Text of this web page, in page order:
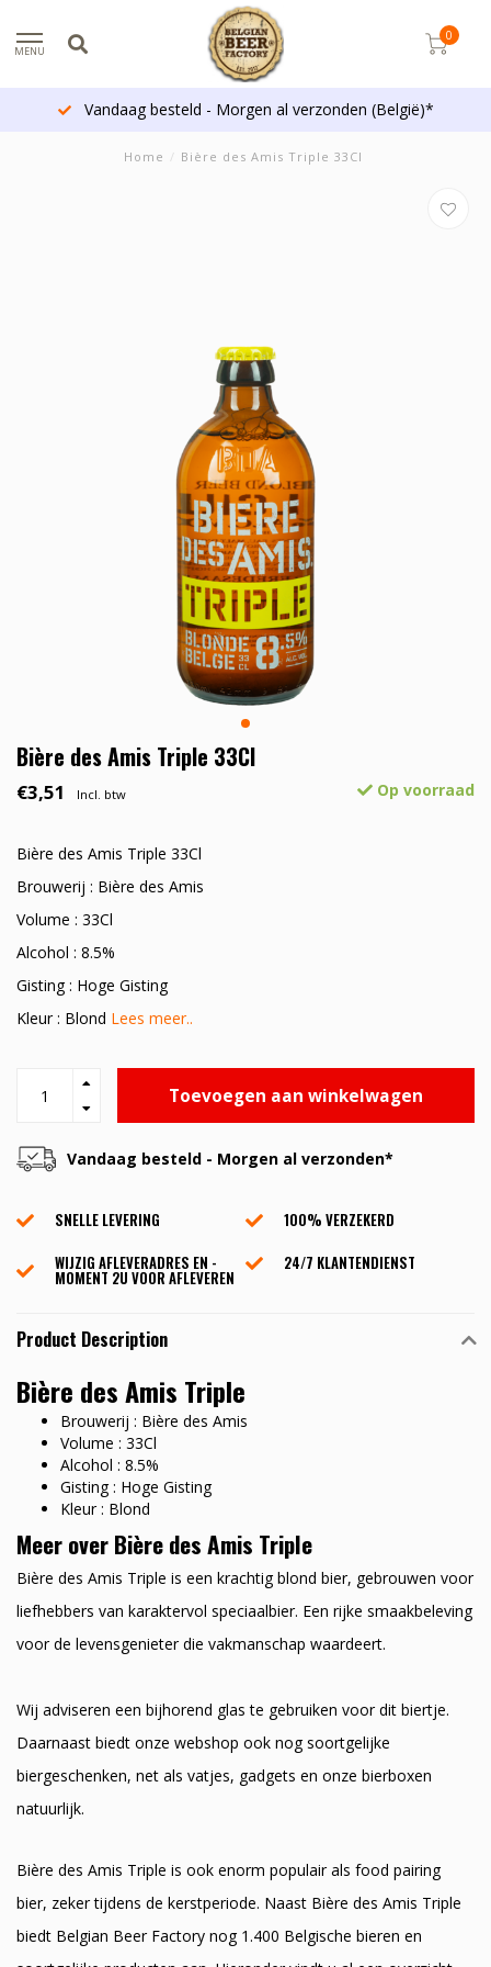
MENU
0
Vandaag besteld - Morgen al verzonden (België)*
Home / Bière des Amis Triple 33Cl
Bière des Amis Triple 33Cl
€3,51 Incl. btw Op voorraad
Bière des Amis Triple 33Cl
Brouwerij : Bière des Amis
Volume : 33Cl
Alcohol : 8.5%
Gisting : Hoge Gisting
Kleur : Blond Lees meer..
Toevoegen aan winkelwagen
Vandaag besteld - Morgen al verzonden*
SNELLE LEVERING
100% VERZEKERD
WIJZIG AFLEVERADRES EN -
MOMENT 2U VOOR AFLEVEREN
24/7 KLANTENDIENST
Product Description
Bière des Amis Triple
Brouwerij : Bière des Amis
Volume : 33Cl
Alcohol : 8.5%
Gisting : Hoge Gisting
Kleur : Blond
Meer over Bière des Amis Triple
Bière des Amis Triple is een krachtig blond bier, gebrouwen voor
liefhebbers van karaktervol speciaalbier. Een rijke smaakbeleving
voor de levensgenieter die vakmanschap waardeert.
Wij adviseren een bijhorend glas te gebruiken voor dit biertje.
Daarnaast biedt onze webshop ook nog soortgelijke
biergeschenken, net als vatjes, gadgets en onze bierboxen
natuurlijk.
Bière des Amis Triple is ook enorm populair als food pairing
bier, zeker tijdens de kerstperiode. Naast Bière des Amis Triple
biedt Belgian Beer Factory nog 1.400 Belgische bieren en